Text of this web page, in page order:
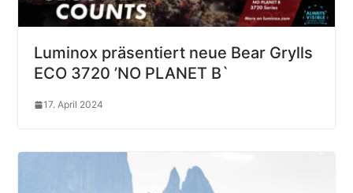
Luminox präsentiert neue Bear Grylls
ECO 3720 ’NO PLANET B`
17. April 2024